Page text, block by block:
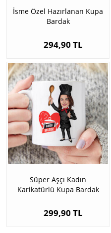
İsme Özel Hazırlanan Kupa
Bardak
294,90 TL
Süper Aşçı Kadın
Karikatürlü Kupa Bardak
299,90 TL